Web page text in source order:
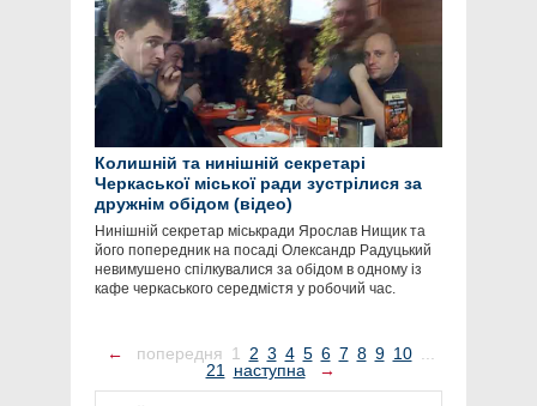
Колишній та нинішній секретарі
Черкаської міської ради зустрілися за
дружнім обідом (відео)
Нинішній секретар міськради Ярослав Нищик та
його попередник на посаді Олександр Радуцький
невимушено спілкувалися за обідом в одному із
кафе черкаського середмістя у робочий час.
← попередня 1 2 3 4 5 6 7 8 9 10 ...
21 наступна →